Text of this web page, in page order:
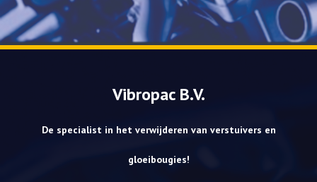
Vibropac B.V.
De specialist in het verwijderen van verstuivers en
gloeibougies!